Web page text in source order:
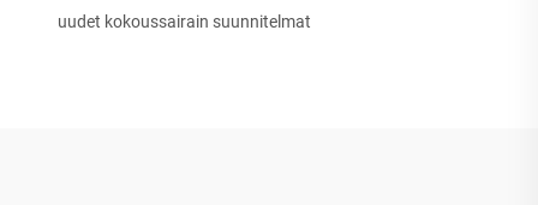
uudet kokoussairain suunnitelmat